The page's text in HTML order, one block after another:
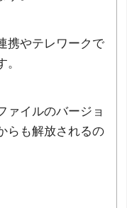
携やテレワークで
ァイルのバージョ
らも解放されるの